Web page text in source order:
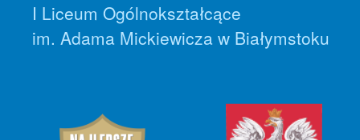
I Liceum Ogólnokształcące
im. Adama Mickiewicza w Białymstoku